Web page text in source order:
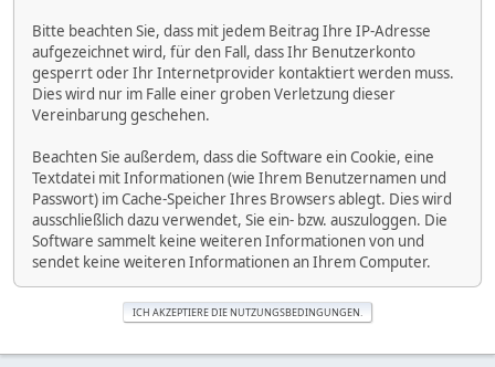
Bitte beachten Sie, dass mit jedem Beitrag Ihre IP-Adresse
aufgezeichnet wird, für den Fall, dass Ihr Benutzerkonto
gesperrt oder Ihr Internetprovider kontaktiert werden muss.
Dies wird nur im Falle einer groben Verletzung dieser
Vereinbarung geschehen.
Beachten Sie außerdem, dass die Software ein Cookie, eine
Textdatei mit Informationen (wie Ihrem Benutzernamen und
Passwort) im Cache-Speicher Ihres Browsers ablegt. Dies wird
ausschließlich dazu verwendet, Sie ein- bzw. auszuloggen. Die
Software sammelt keine weiteren Informationen von und
sendet keine weiteren Informationen an Ihrem Computer.